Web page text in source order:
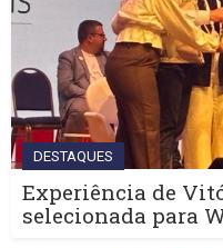
DESTAQUES
Experiência de
selecionada para